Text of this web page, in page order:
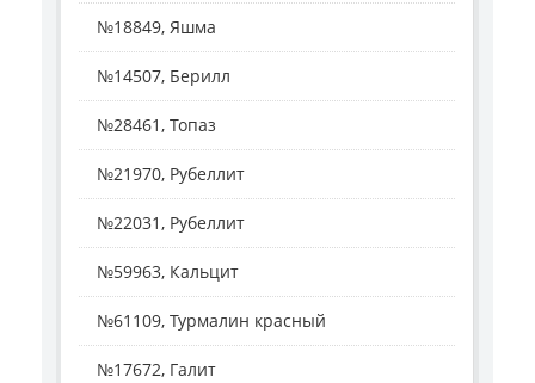
№18849, Яшма
№14507, Берилл
№28461, Топаз
№21970, Рубеллит
№22031, Рубеллит
№59963, Кальцит
№61109, Турмалин красный
№17672, Галит